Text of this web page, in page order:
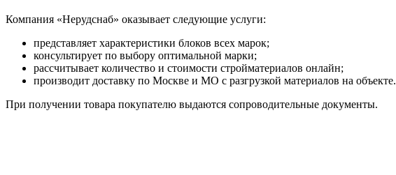
Компания «Нерудснаб» оказывает следующие услуги:
представляет характеристики блоков всех марок;
консультирует по выбору оптимальной марки;
рассчитывает количество и стоимости стройматериалов онлайн;
производит доставку по Москве и МО с разгрузкой материалов на объекте.
При получении товара покупателю выдаются сопроводительные документы.